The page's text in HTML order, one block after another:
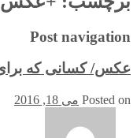
Post navigation
عکس/ کسانی که برای
Posted on می 18, 2016